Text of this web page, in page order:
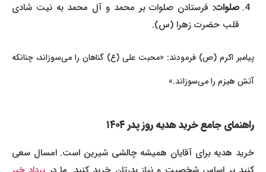
صلوات:فرستادن صلوات بر محمد و آل محمد به نیت شادی
قلب حضرت زهرا (س).
پیامبر اکرم (ص) فرمودند: «محبت علی (ع) گناهان را می‌سوزاند، چنانکه
آتش هیزم را می‌سوزاند.»
راهنمای جامع خرید هدیه روز پدر ۱۴۰۴
خرید هدیه برای آقایان همیشه چالشی شیرین است. امسال سعی